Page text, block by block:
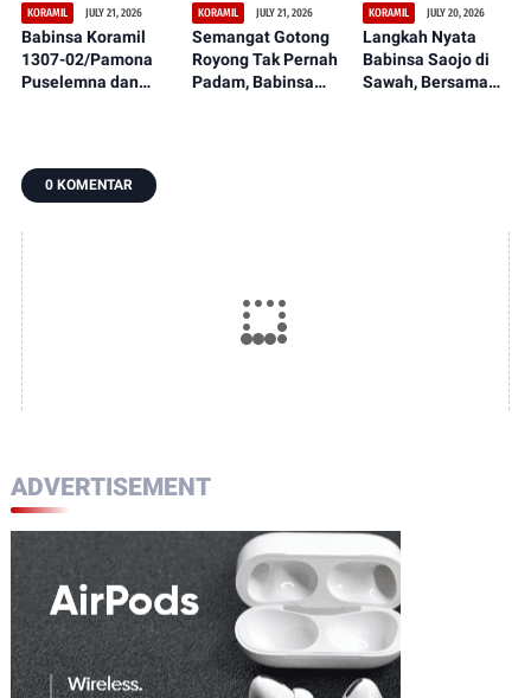
KORAMIL JULY 21, 2026
Babinsa Koramil
1307-02/Pamona
Puselemna dan
Jadi Awal Harapan
Panen Berlimpah
KORAMIL JULY 21, 2026
Semangat Gotong
Royong Tak Pernah
Padam, Babinsa
KORAMIL JULY 20, 2026
Langkah Nyata
Babinsa Saojo di
Sawah, Bersama
0 KOMENTAR
ADVERTISEMENT